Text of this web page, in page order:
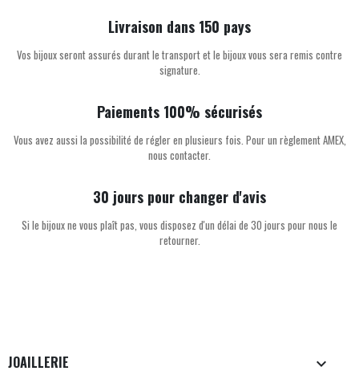
Livraison dans 150 pays
Vos bijoux seront assurés durant le transport et le bijoux vous sera remis contre
signature.
Paiements 100% sécurisés
Vous avez aussi la possibilité de régler en plusieurs fois. Pour un règlement AMEX,
nous contacter.
30 jours pour changer d'avis
Si le bijoux ne vous plaît pas, vous disposez d'un délai de 30 jours pour nous le
retourner.
JOAILLERIE 